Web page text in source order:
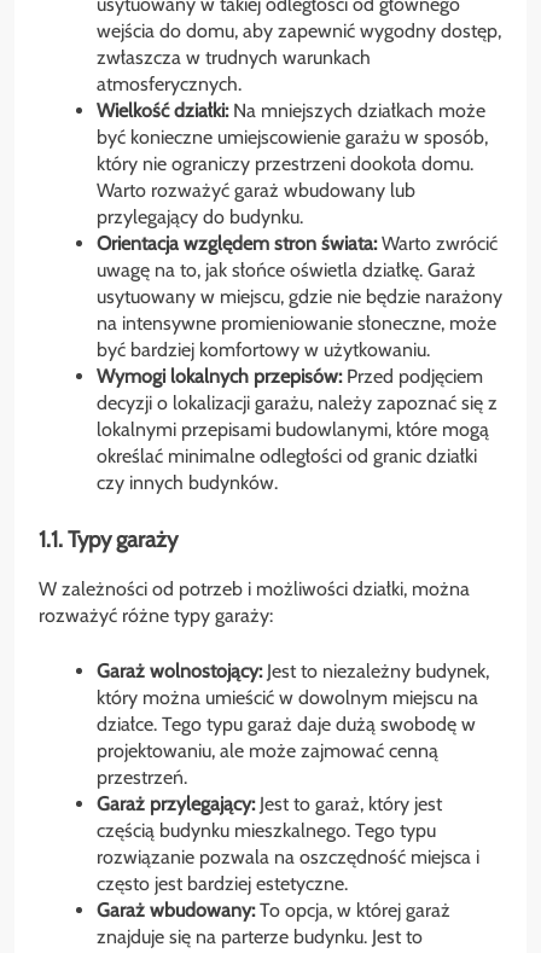
wejścia do domu, aby zapewnić wygodny dostęp,
zwłaszcza w trudnych warunkach
atmosferycznych.
Wielkość działki:Na mniejszych działkach może
być konieczne umiejscowienie garażu w sposób,
który nie ograniczy przestrzeni dookoła domu.
Warto rozważyć garaż wbudowany lub
przylegający do budynku.
Orientacja względem stron świata:Warto zwrócić
uwagę na to, jak słońce oświetla działkę. Garaż
usytuowany w miejscu, gdzie nie będzie narażony
na intensywne promieniowanie słoneczne, może
być bardziej komfortowy w użytkowaniu.
Wymogi lokalnych przepisów:Przed podjęciem
decyzji o lokalizacji garażu, należy zapoznać się z
lokalnymi przepisami budowlanymi, które mogą
określać minimalne odległości od granic działki
czy innych budynków.
1.1. Typy garaży
W zależności od potrzeb i możliwości działki, można
rozważyć różne typy garaży:
Garaż wolnostojący:Jest to niezależny budynek,
który można umieścić w dowolnym miejscu na
działce. Tego typu garaż daje dużą swobodę w
projektowaniu, ale może zajmować cenną
przestrzeń.
Garaż przylegający:Jest to garaż, który jest
częścią budynku mieszkalnego. Tego typu
rozwiązanie pozwala na oszczędność miejsca i
często jest bardziej estetyczne.
Garaż wbudowany:To opcja, w której garaż
znajduje się na parterze budynku. Jest to